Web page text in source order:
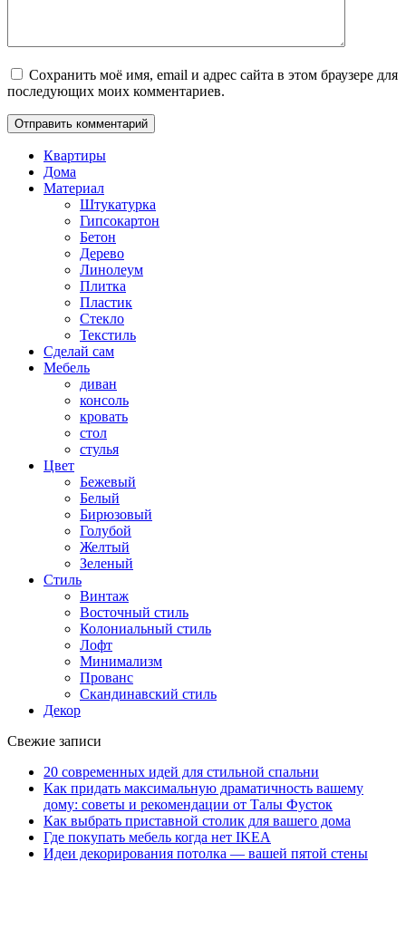
Сохранить моё имя, email и адрес сайта в этом браузере для
последующих моих комментариев.
Квартиры
Дома
Материал
Штукатурка
Гипсокартон
Бетон
Дерево
Линолеум
Плитка
Пластик
Стекло
Текстиль
Сделай сам
Мебель
диван
консоль
кровать
стол
стулья
Цвет
Бежевый
Белый
Бирюзовый
Голубой
Желтый
Зеленый
Стиль
Винтаж
Восточный стиль
Колониальный стиль
Лофт
Минимализм
Прованс
Скандинавский стиль
Декор
Свежие записи
20 современных идей для стильной спальни
Как придать максимальную драматичность вашему
дому: советы и рекомендации от Талы Фусток
Как выбрать приставной столик для вашего дома
Где покупать мебель когда нет IKEA
Идеи декорирования потолка — вашей пятой стены